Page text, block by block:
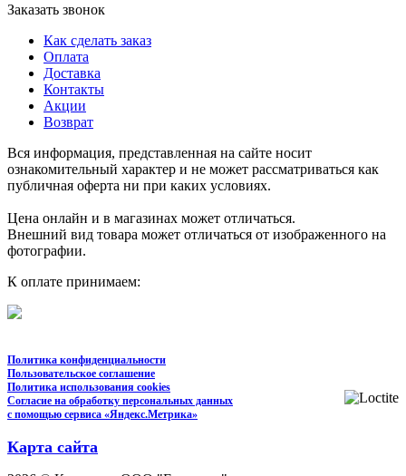
Заказать звонок
Как сделать заказ
Оплата
Доставка
Контакты
Акции
Возврат
Вся информация, представленная на сайте носит
ознакомительный характер и не может рассматриваться как
публичная оферта ни при каких условиях.
Цена онлайн и в магазинах может отличаться.
Внешний вид товара может отличаться от изображенного на
фотографии.
К оплате принимаем:
Политика конфиденциальности
Пользовательское соглашение
Политика использования cookies
Согласие на обработку персональных данных
с помощью сервиса «Яндекс.Метрика»
Карта сайта